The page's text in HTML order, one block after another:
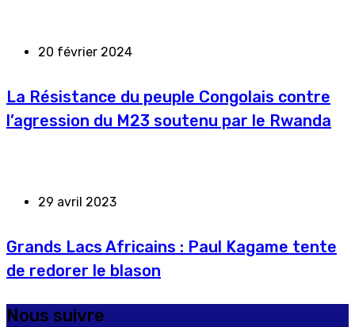
20 février 2024
La Résistance du peuple Congolais contre
l’agression du M23 soutenu par le Rwanda
29 avril 2023
Grands Lacs Africains : Paul Kagame tente
de redorer le blason
Nous suivre